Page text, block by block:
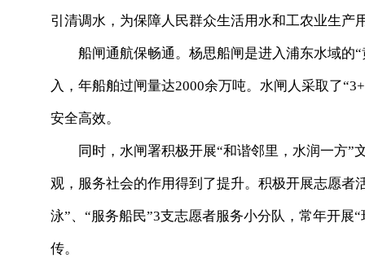
引清调水，为保障人民群众生活用水和工农业生产
船闸通航保畅通。杨思船闸是进入浦东水域的“
入，年船舶过闸量达2000余万吨。水闸人采取了
安全高效。
同时，水闸署积极开展“和谐邻里，水润一方”
观，服务社会的作用得到了提升。积极开展志愿者
泳”、“服务船民”3支志愿者服务小分队，常年开展
传。